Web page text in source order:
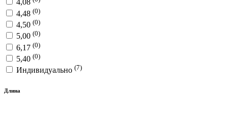
4,08
4,48 (0)
4,50 (0)
5,00 (0)
6,17 (0)
5,40 (0)
Индивидуально (7)
Длина